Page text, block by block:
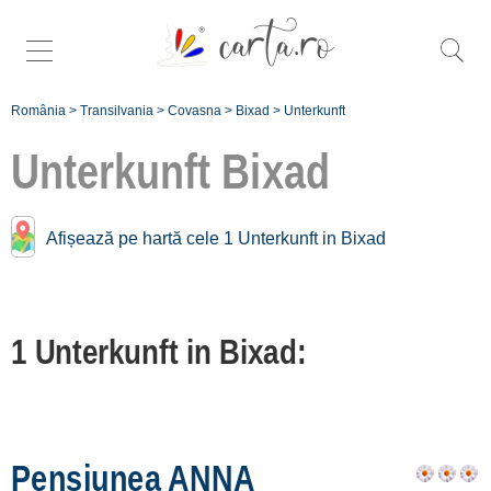
România > Transilvania > Covasna > Bixad > Unterkunft
Unterkunft Bixad
Afișează pe hartă cele 1 Unterkunft in Bixad
1 Unterkunft in Bixad:
Pensiunea ANNA
Unterkunft Nähe
Baile Valcele
Întorsura Buzăului